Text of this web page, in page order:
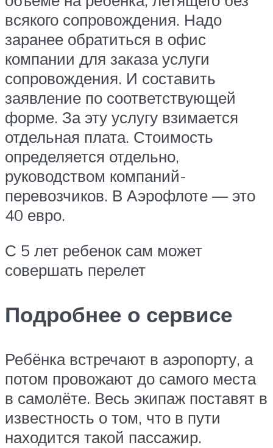
всякого сопровождения. Надо
заранее обратиться в офис
компании для заказа услуги
сопровождения. И составить
заявление по соответствующей
форме. За эту услугу взимается
отдельная плата. Стоимость
определяется отдельно,
руководством компаний-
перевозчиков. В Аэрофлоте — это
40 евро.
С 5 лет ребенок сам может
совершать перелет
Подробнее о сервисе
Ребёнка встречают в аэропорту, а
потом провожают до самого места
в самолёте. Весь экипаж поставят в
известность о том, что в пути
находится такой пассажир.